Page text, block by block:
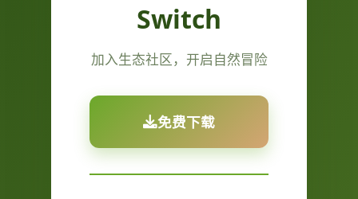
Switch
加入生态社区，开启自然冒险
免费下载